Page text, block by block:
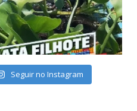
Seguir no Instagram